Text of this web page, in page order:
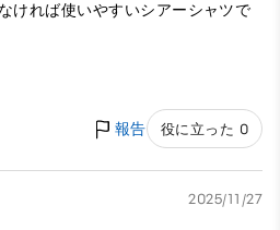
ければ使いやすいシアーシャツで
報告 役に立った 0
2025/11/27